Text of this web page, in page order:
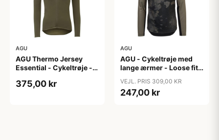
AGU
AGU Thermo Jersey
Essential - Cykeltrøje -
XXL
375,00 kr
AGU
AGU - Cykeltrøje med
lange ærmer - Loose fit -
VEJL. PRIS 309,00 KR
247,00 kr